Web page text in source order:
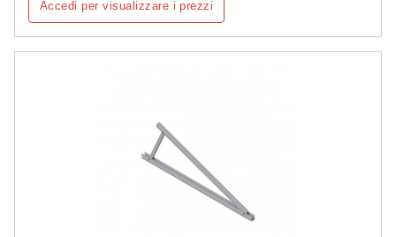
Accedi per visualizzare i prezzi